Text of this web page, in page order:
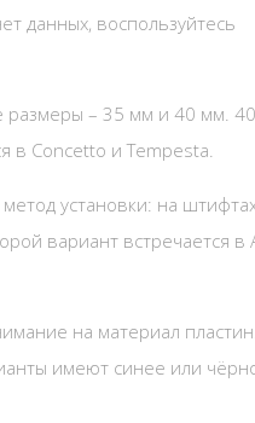
данных, воспользуйтесь
размеры – 35 мм и 40 мм.
в Concetto и Tempesta.
установки: на
вариант встречается в
на материал
имеют синее или